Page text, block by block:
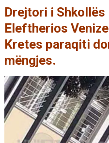
Drejtori i
Eleftherios
Kretes paraqiti
mëngjes.